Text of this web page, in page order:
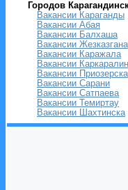
Городов
Вакансии Караганды
Вакансии Абая
Вакансии Балхаша
Вакансии Жезказгана
Вакансии Каражала
Вакансии
Вакансии Приозерска
Вакансии Сарани
Вакансии Сатпаева
Вакансии Темиртау
Вакансии Шахтинска